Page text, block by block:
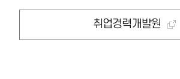
취업경력개발원